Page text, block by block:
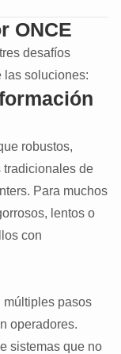
ONCE
desafíos
las soluciones:
robustos,
tradicionales de
Para muchos
lentos o
con
múltiples pasos
operadores.
sistemas que no